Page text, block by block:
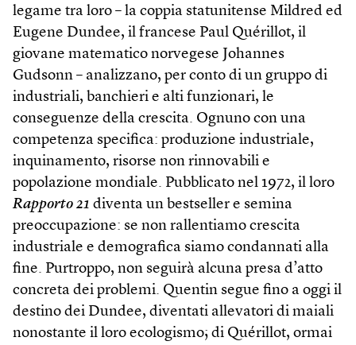
legame tra loro – la coppia statunitense Mildred ed
Eugene Dundee, il francese Paul Quérillot, il
giovane matematico norvegese Johannes
Gudsonn – analizzano, per conto di un gruppo di
industriali, banchieri e alti funzionari, le
conseguenze della crescita. Ognuno con una
competenza specifica: produzione industriale,
inquinamento, risorse non rinnovabili e
popolazione mondiale. Pubblicato nel 1972, il loro
Rapporto 21 diventa un bestseller e semina
preoccupazione: se non rallentiamo crescita
industriale e demografica siamo condannati alla
fine. Purtroppo, non seguirà alcuna presa d’atto
concreta dei problemi. Quentin segue fino a oggi il
destino dei Dundee, diventati allevatori di maiali
nonostante il loro ecologismo; di Quérillot, ormai